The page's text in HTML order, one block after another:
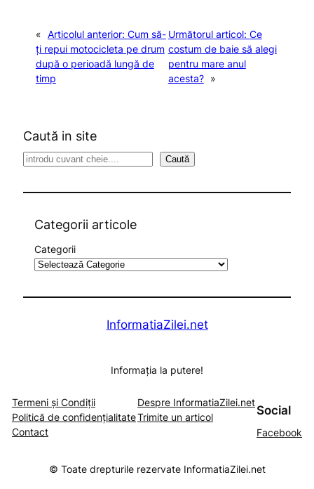
« Articolul anterior: Cum să-
ți repui motocicleta pe drum
după o perioadă lungă de
timp
Următorul articol: Ce
costum de baie să alegi
pentru mare anul
acesta?
»
Caută in site
S
Caută
Categorii articole
Categorii
InformatiaZilei.net
Informația la putere!
Termeni și Condiții
Politică de confidențialitate
Contact
Despre InformatiaZilei.net
Trimite un articol
Social
Facebook
© Toate drepturile rezervate InformatiaZilei.net